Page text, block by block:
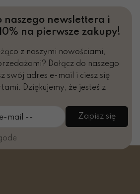
naszego newslettera i
na pierwsze zakupy!
z naszymi nowościami,
Dołącz do naszego
swój adres e-mail i ciesz się
Dziękujemy, że jesteś z
mail -- Zapisz się